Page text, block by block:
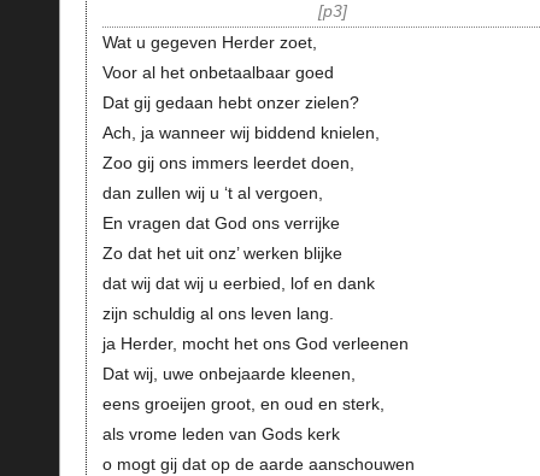
p3
Wat u gegeven Herder zoet,
Voor al het onbetaalbaar goed
Dat gij gedaan hebt onzer zielen?
Ach, ja wanneer wij biddend knielen,
Zoo gij ons immers leerdet doen,
dan zullen wij u ‘t al vergoen,
En vragen dat God ons verrijke
Zo dat het uit onz’ werken blijke
dat wij dat wij u eerbied, lof en dank
zijn schuldig al ons leven lang.
ja Herder, mocht het ons God verleenen
Dat wij, uwe onbejaarde kleenen,
eens groeijen groot, en oud en sterk,
als vrome leden van Gods kerk
o mogt gij dat op de aarde aanschouwen